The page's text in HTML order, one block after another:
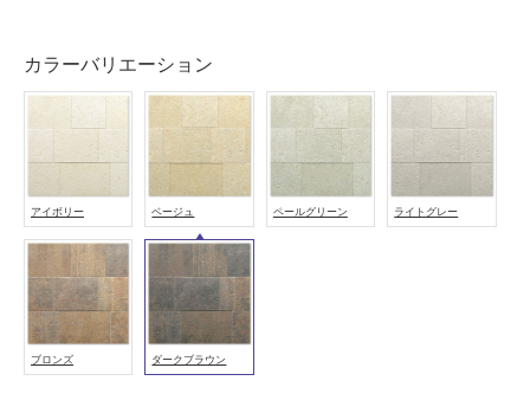
カラーバリエーション
アイボリー ベージュ ペールグリーン ライトグレー
ブロンズ ダークブラウン
屋
屋
外
壁・
浴
室
壁